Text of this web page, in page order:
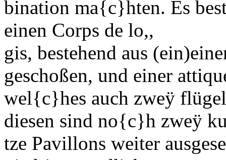
bination ma{c}hten. Es
einen Corps de lo,,
gis, bestehend aus (ein)
geschoßen, und einer
wel{c}hes auch zweÿ
diesen sind no{c}h zweÿ
tze Pavillons weiter